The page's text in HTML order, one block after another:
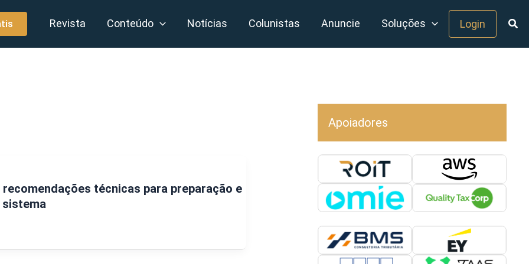
Revista Conteúdo Notícias Colunistas Anuncie Soluções Login
técnicas para preparação e
sistema
Apoiadores